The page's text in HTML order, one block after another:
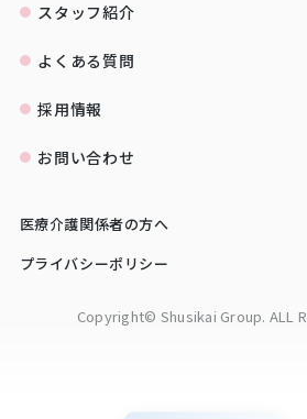
スタッフ紹介
よくある質問
採用情報
お問い合わせ
医療介護関係者の方へ
プライバシーポリシー
Copyright© Shusikai Group. ALL